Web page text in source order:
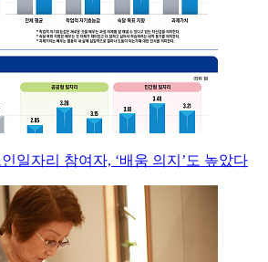
일자리 참여자, ‘배움 의지’도 높았다